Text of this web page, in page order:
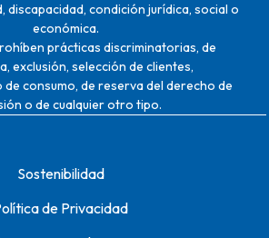
discapacidad, condición jurídica, social o
económica.
prácticas discriminatorias, de
exclusión, selección de clientes,
consumo, de reserva del derecho de
o de cualquier otro tipo.
Sostenibilidad
de Privacidad